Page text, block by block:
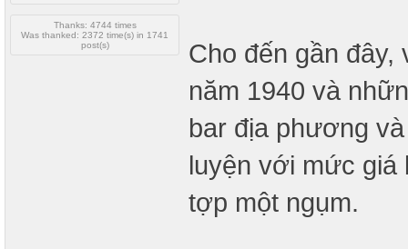
Thanks: 4744 times
Was thanked: 2372 time(s) in 1741
post(s)
Cho đến gần đây,
năm 1940 và
bar địa phương
luyện với mức giá
tợp một ngụm.